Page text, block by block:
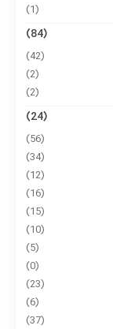
(1)
(84)
(42)
(2)
(2)
(24)
(56)
(34)
(12)
(16)
(15)
(10)
(5)
(0)
(23)
(6)
(37)